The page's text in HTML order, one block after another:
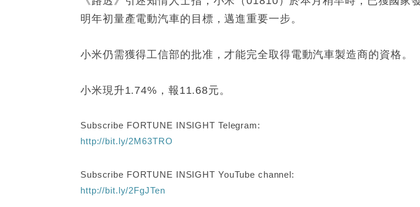
明年初量產電動汽車的目標，邁進重要一步。
小米仍需獲得工信部的批准，才能完全取得電動汽車製造商的資格。
小米現升1.74%，報11.68元。
Subscribe FORTUNE INSIGHT Telegram:
http://bit.ly/2M63TRO
Subscribe FORTUNE INSIGHT YouTube channel:
http://bit.ly/2FgJTen